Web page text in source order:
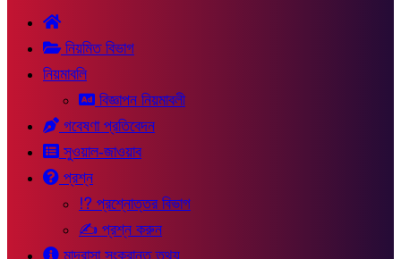
নিয়মিত বিভাগ
নিয়মাবলি
বিজ্ঞাপন নিয়মাবলী
গবেষণা প্রতিবেদন
সুওয়াল-জাওয়াব
প্রশ্ন
⁉ প্রশ্নোত্তর বিভাগ
✍ প্রশ্ন করুন
মাদরাসা সংক্রান্ত তথ্য